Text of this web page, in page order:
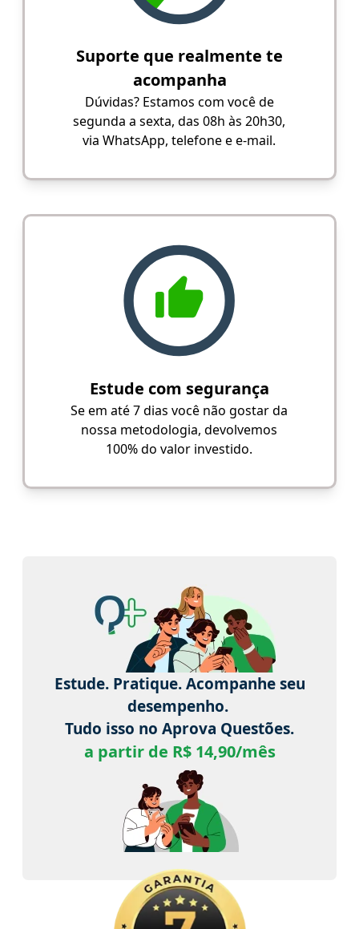
Suporte que realmente te
acompanha
Dúvidas? Estamos com você de
segunda a sexta, das 08h às 20h30,
via WhatsApp, telefone e e-mail.
Estude com segurança
Se em até 7 dias você não gostar da
nossa metodologia, devolvemos
100% do valor investido.
Estude. Pratique. Acompanhe seu
desempenho.
Tudo isso no Aprova Questões.
a partir de R$ 14,90/mês